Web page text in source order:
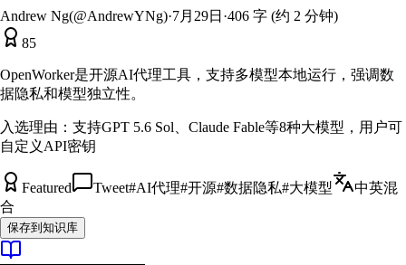
Andrew Ng(@AndrewYNg)·7月29日 ·406 字 (约 2 分钟)
85
OpenWorker是开源AI代理工具，支持多模型本地运行，强调数
据隐私和模型独立性。
入选理由： 支持GPT 5.6 Sol、Claude Fable等8种大模型，用户可
自定义API密钥
Featured Tweet#AI代理#开源#数据隐私#大模型
中英混
合
保存到知识库